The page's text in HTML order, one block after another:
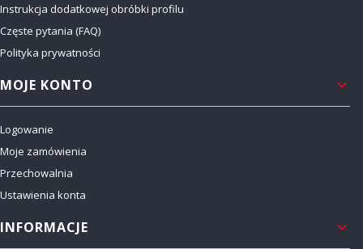
Instrukcja dodatkowej obróbki profilu
Częste pytania (FAQ)
Polityka prywatności
MOJE KONTO
Logowanie
Moje zamówienia
Przechowalnia
Ustawienia konta
INFORMACJE